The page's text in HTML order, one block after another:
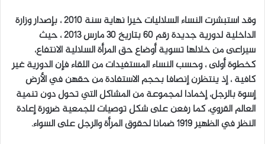
وقد استبشرت النساء السلاليات خيرا نهاية سنة 2010 ، بإصدار وزارة
الداخلية لدورية جديدة رقم 60 بتاريخ 30 مارس 2013 ، حيث
سيراعى من خلالها تسوية أوضاع حق المرأة السلالية الانتفاع،
كخطوة أولى ، وحسب النساء المستفيدات من اللقاء فإن الدورية غير
كافية ، إذ ينتظرن إنصافا بحجم الاستفادة من حقهن في الأرض
إسوة بالرجل، إخمادا لمجموعة من المشاكل التي تحول دون تنمية
العالم القروي، كما رفعن على شكل توصيات للجمعية ضرورة إعادة
النظر في الظهير 1919 ضمانا لحقوق المرأة والرجل على السواء.